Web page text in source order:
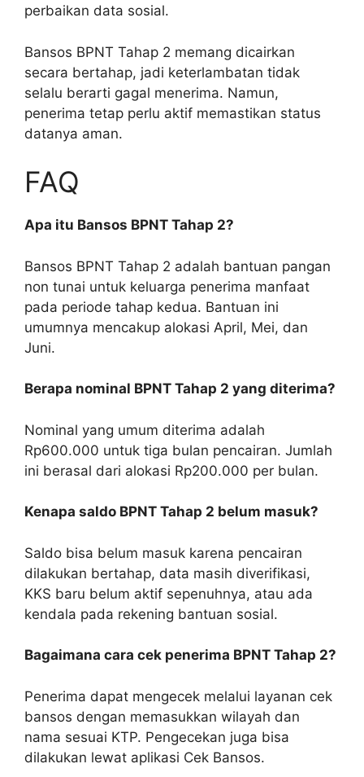
perbaikan data sosial.
Bansos BPNT Tahap 2 memang dicairkan
secara bertahap, jadi keterlambatan tidak
selalu berarti gagal menerima. Namun,
penerima tetap perlu aktif memastikan status
datanya aman.
FAQ
Apa itu Bansos BPNT Tahap 2?
Bansos BPNT Tahap 2 adalah bantuan pangan
non tunai untuk keluarga penerima manfaat
pada periode tahap kedua. Bantuan ini
umumnya mencakup alokasi April, Mei, dan
Juni.
Berapa nominal BPNT Tahap 2 yang diterima?
Nominal yang umum diterima adalah
Rp600.000 untuk tiga bulan pencairan. Jumlah
ini berasal dari alokasi Rp200.000 per bulan.
Kenapa saldo BPNT Tahap 2 belum masuk?
Saldo bisa belum masuk karena pencairan
dilakukan bertahap, data masih diverifikasi,
KKS baru belum aktif sepenuhnya, atau ada
kendala pada rekening bantuan sosial.
Bagaimana cara cek penerima BPNT Tahap 2?
Penerima dapat mengecek melalui layanan cek
bansos dengan memasukkan wilayah dan
nama sesuai KTP. Pengecekan juga bisa
dilakukan lewat aplikasi Cek Bansos.